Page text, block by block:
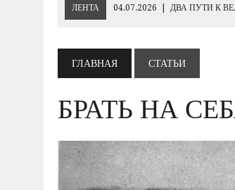
ЛЕНТА 04.07.2026 ДВА ПУТИ К
19.06.2026 | 230- ЛЕТИЮ
10.06.2026 | ЕВРОПЕЙСКИЕ
03.06.2026 ГЕНЕРАЛ ШТУРМ:
85-Й ГОДОВЩИНЕ
ГЛАВНАЯ СТАТЬИ
БРАТЬ НА